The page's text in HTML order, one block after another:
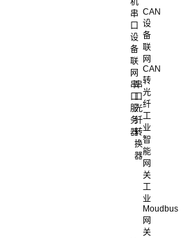
机
串
口
设
备
联
网
串
口
服
务
器
串
口
光
纤
转
换
器
CAN
设
备
联
网
CAN
转
光
纤
工
业
智
能
网
关
工
业
Moudbus
网
关